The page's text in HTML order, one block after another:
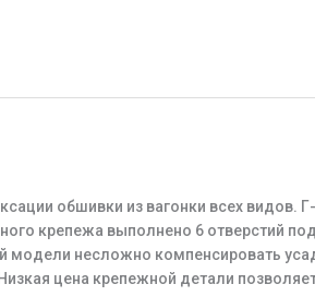
обшивки из вагонки всех видов.
крепежа выполнено 6 отверстий
несложно компенсировать
цена крепежной детали